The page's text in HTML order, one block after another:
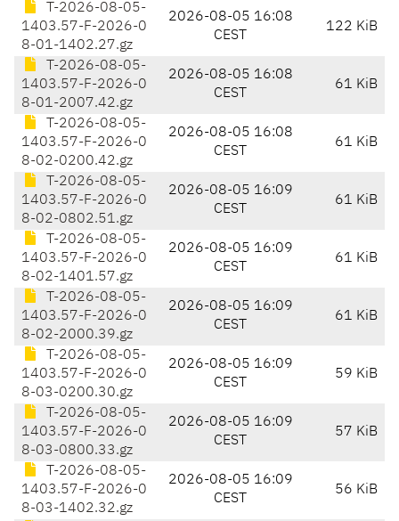
T-2026-08-05-
1403.57-F-2026-0
8-01-1402.27.gz
2026-08-05 16:08
CEST
122 KiB
T-2026-08-05-
1403.57-F-2026-0
8-01-2007.42.gz
2026-08-05 16:08
CEST
61 KiB
T-2026-08-05-
1403.57-F-2026-0
8-02-0200.42.gz
2026-08-05 16:08
CEST
61 KiB
T-2026-08-05-
1403.57-F-2026-0
8-02-0802.51.gz
2026-08-05 16:09
CEST
61 KiB
T-2026-08-05-
1403.57-F-2026-0
8-02-1401.57.gz
2026-08-05 16:09
CEST
61 KiB
T-2026-08-05-
1403.57-F-2026-0
8-02-2000.39.gz
2026-08-05 16:09
CEST
61 KiB
T-2026-08-05-
1403.57-F-2026-0
8-03-0200.30.gz
2026-08-05 16:09
CEST
59 KiB
T-2026-08-05-
1403.57-F-2026-0
8-03-0800.33.gz
2026-08-05 16:09
CEST
57 KiB
T-2026-08-05-
1403.57-F-2026-0
8-03-1402.32.gz
2026-08-05 16:09
CEST
56 KiB